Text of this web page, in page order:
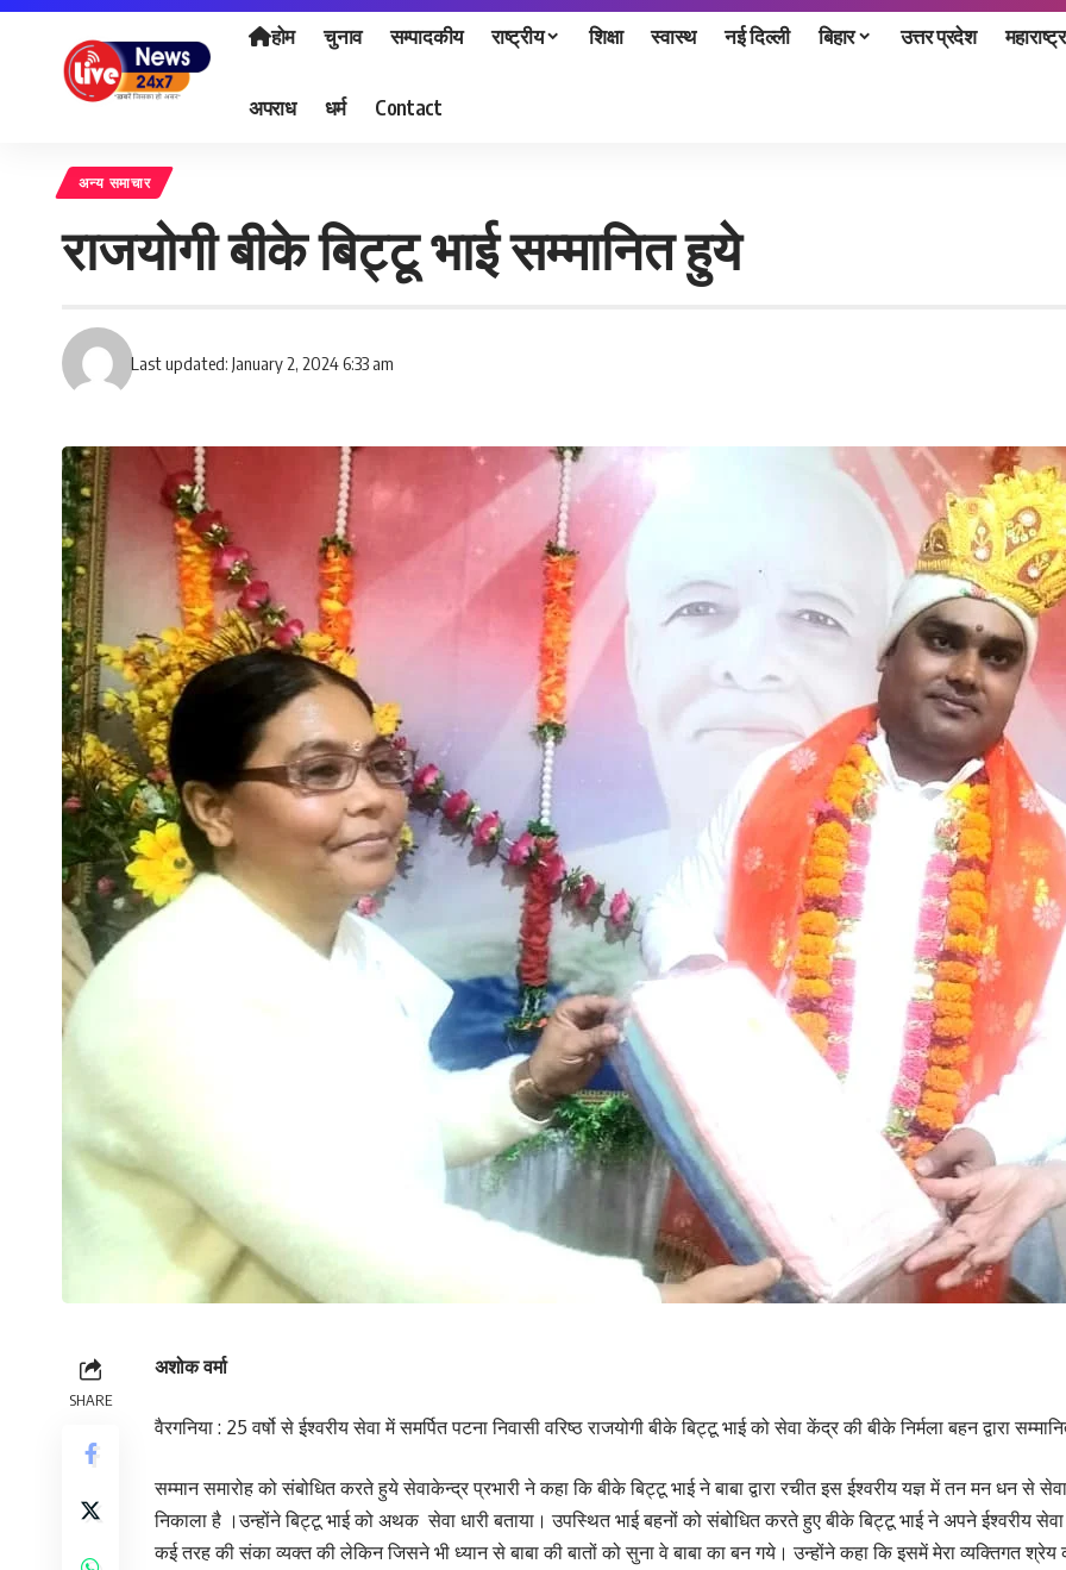
होम चुनाव सम्पादकीय राष्ट्रीय शिक्षा स्वास्थ नई दिल्ली बिहार उत्तर प्रदेश महाराष्ट्र
अपराध धर्म Contact
अन्य समाचार
राजयोगी बीके बिट्टू भाई सम्मानित हुये
Last updated: January 2, 2024 6:33 am
SHARE
अशोक वर्मा
वैरगनिया : 25 वर्षो से ईश्वरीय सेवा में समर्पित पटना निवासी वरिष्ठ राजयोगी बीके बिट्टू भाई को सेवा केंद्र की बीके निर्मला बहन द्वारा
सम्मान समारोह को संबोधित करते हुये सेवाकेन्द्र प्रभारी ने कहा कि बीके बिट्टू भाई ने बाबा द्वारा रचीत इस ईश्वरीय यज्ञ में तन मन धन से
निकाला है ।उन्होंने बिट्टू भाई को अथक सेवा धारी बताया। उपस्थित भाई बहनों को संबोधित करते हुए बीके बिट्टू भाई ने अपने ईश्वरीय
कई तरह की संका व्यक्त की लेकिन जिसने भी ध्यान से बाबा की बातों को सुना वे बाबा का बन गये। उन्होंने कहा कि इसमें मेरा व्यक्तिगत श्रेय